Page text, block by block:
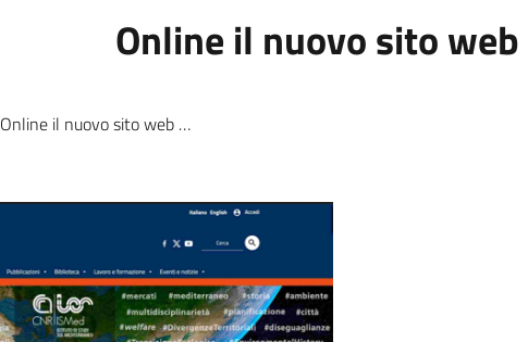
Online il nuovo sito web
Online il nuovo sito web CNR-ISMed